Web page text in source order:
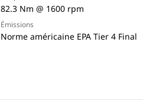
82.3 Nm @ 1600 rpm
Émissions
Norme américaine EPA Tier 4 Final